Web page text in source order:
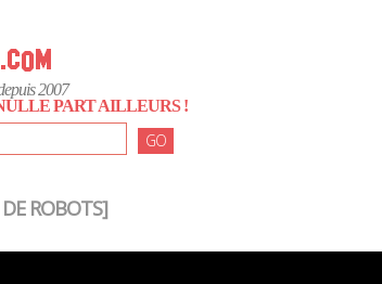
2007
PART AILLEURS !
GO
ROBOTS]